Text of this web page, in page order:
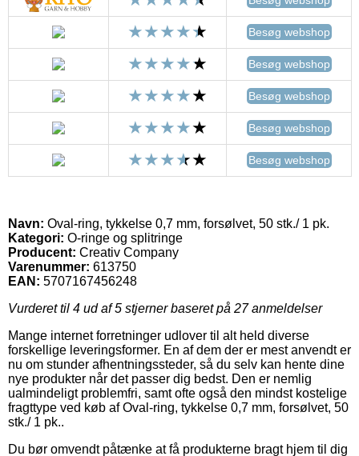
Besøg webshop
Besøg webshop
Besøg webshop
Besøg webshop
Besøg webshop
Navn: Oval-ring, tykkelse 0,7 mm, forsølvet, 50 stk./ 1 pk.
Kategori: O-ringe og splitringe
Producent: Creativ Company
Varenummer: 613750
EAN: 5707167456248
Vurderet til 4 ud af 5 stjerner baseret på 27anmeldelser
Mange internet forretninger udlover til alt held diverse
forskellige leveringsformer. En af dem der er mest anvendt er
nu om stunder afhentningssteder, så du selv kan hente dine
nye produkter når det passer dig bedst. Den er nemlig
ualmindeligt problemfri, samt ofte også den mindst kostelige
fragttype ved køb af Oval-ring, tykkelse 0,7 mm, forsølvet, 50
stk./ 1 pk..
Du bør omvendt påtænke at få produkterne bragt hjem til dig